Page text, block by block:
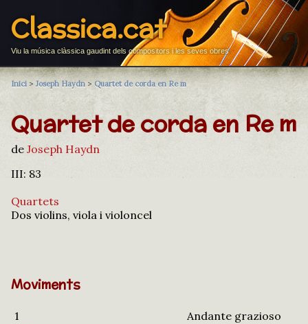
Classica.cat
Viu la música clàssica gaudint dels compositors i les seves obres
Inici > Joseph Haydn > Quartet de corda en Re m
Quartet de corda en Re m
de Joseph Haydn
III: 83
Quartets
Dos violins, viola i violoncel
Moviments
1
Andante grazioso